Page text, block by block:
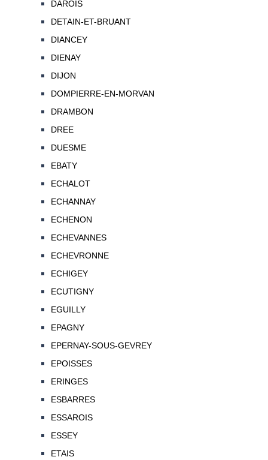
DAROIS
DETAIN-ET-BRUANT
DIANCEY
DIENAY
DIJON
DOMPIERRE-EN-MORVAN
DRAMBON
DREE
DUESME
EBATY
ECHALOT
ECHANNAY
ECHENON
ECHEVANNES
ECHEVRONNE
ECHIGEY
ECUTIGNY
EGUILLY
EPAGNY
EPERNAY-SOUS-GEVREY
EPOISSES
ERINGES
ESBARRES
ESSAROIS
ESSEY
ETAIS